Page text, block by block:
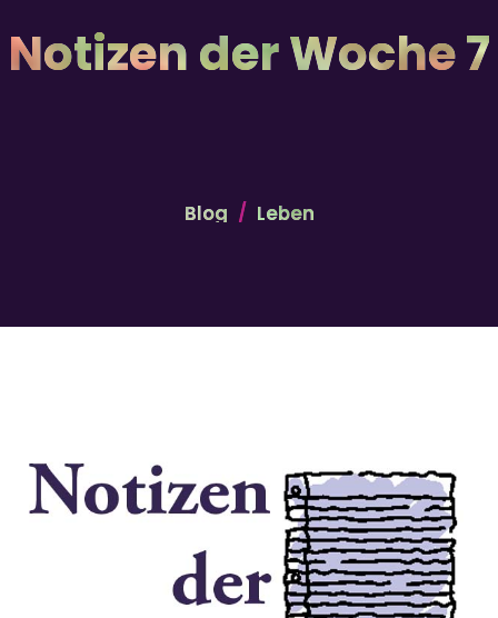
Notizen der Woche 7
Blog Leben